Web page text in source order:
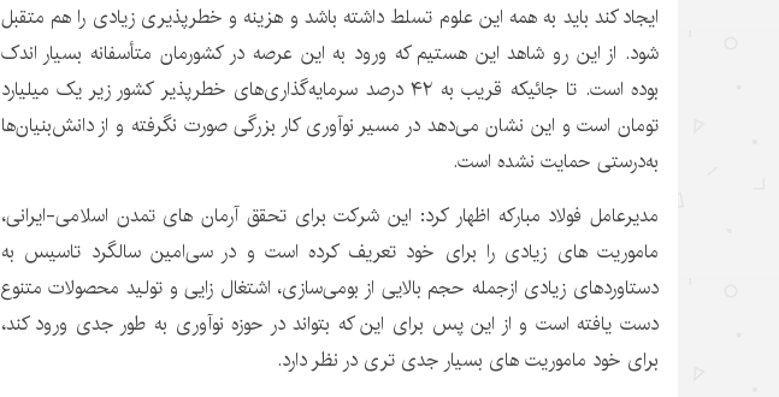
ایجاد کند باید به همه این علوم تسلط داشته باشد و هزینه و خطرپذیری زیادی را هم متقبل
شود. از این رو شاهد این هستیم که ورود به این عرصه در کشورمان متأسفانه بسیار اندک
بوده است. تا جائیکه قریب به ۴۲ درصد سرمایه‌گذاری‌های خطرپذیر کشور زیر یک میلیارد
تومان است و این نشان می‌دهد در مسیر نوآوری کار بزرگی صورت نگرفته و از دانش‌بنیان‌ها
به‌درستی حمایت نشده است.
مدیرعامل فولاد مبارکه اظهار کرد: این شرکت برای تحقق آرمان های تمدن اسلامی-ایرانی،
ماموریت های زیادی را برای خود تعریف کرده است و در سی‌امین سالگرد تاسیس به
دستاوردهای زیادی ازجمله حجم بالایی از بومی‌سازی، اشتغال زایی و تولید محصولات متنوع
دست یافته است و از این پس برای این که بتواند در حوزه نوآوری به طور جدی ورود کند،
برای خود ماموریت های بسیار جدی تری در نظر دارد.